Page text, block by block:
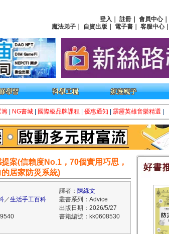
登入 註冊 會員中心｜
魔法弟子
自資出版 電子書 客服中心｜
籌 NG書城 國際級品牌課程 優惠通知 霹靂英雄音樂精選
案(信賴度No.1，70個實用巧思，
居家防災系統)
譯者： 陳綠文
／生活手工百科
叢書系列：Advice
出版日期：2026/5/27
書籍編號：kk0608530